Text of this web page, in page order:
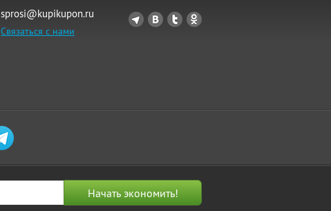
sprosi@kupikupon.ru
Связаться с нами